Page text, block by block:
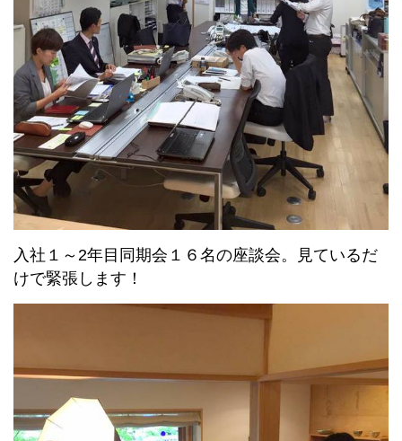
入社１～2年目同期会１６名の座談会。見ているだ
けで緊張します！